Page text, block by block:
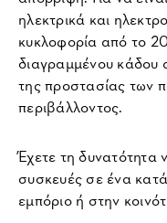
ηλεκτρικά και
κυκλοφορία από το
διαγραμμένου
της προστασίας των
περιβάλλοντος.
Έχετε τη δυνατότητα
συσκευές σε ένα
εμπόριο ή στην